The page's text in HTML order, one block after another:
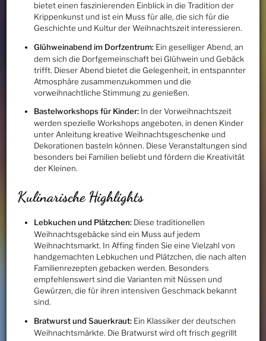
bietet einen faszinierenden Einblick in die Tradition der
Krippenkunst und ist ein Muss für alle, die sich für die
Geschichte und Kultur der Weihnachtszeit interessieren.
Glühweinabend im Dorfzentrum:Ein geselliger Abend, an
dem sich die Dorfgemeinschaft bei Glühwein und Gebäck
trifft. Dieser Abend bietet die Gelegenheit, in entspannter
Atmosphäre zusammenzukommen und die
vorweihnachtliche Stimmung zu genießen.
Bastelworkshops für Kinder:In der Vorweihnachtszeit
werden spezielle Workshops angeboten, in denen Kinder
unter Anleitung kreative Weihnachtsgeschenke und
Dekorationen basteln können. Diese Veranstaltungen sind
besonders bei Familien beliebt und fördern die Kreativität
der Kleinen.
Kulinarische Highlights
Lebkuchen und Plätzchen:Diese traditionellen
Weihnachtsgebäcke sind ein Muss auf jedem
Weihnachtsmarkt. In Affing finden Sie eine Vielzahl von
handgemachten Lebkuchen und Plätzchen, die nach alten
Familienrezepten gebacken werden. Besonders
empfehlenswert sind die Varianten mit Nüssen und
Gewürzen, die für ihren intensiven Geschmack bekannt
sind.
Bratwurst und Sauerkraut:Ein Klassiker der deutschen
Weihnachtsmärkte. Die Bratwurst wird oft frisch gegrillt